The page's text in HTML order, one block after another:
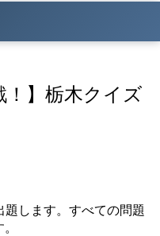
！】栃木クイズ
題します。すべての問題